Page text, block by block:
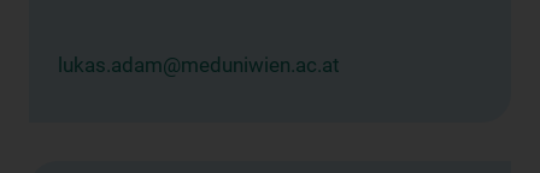
lukas.adam@meduniwien.ac.at